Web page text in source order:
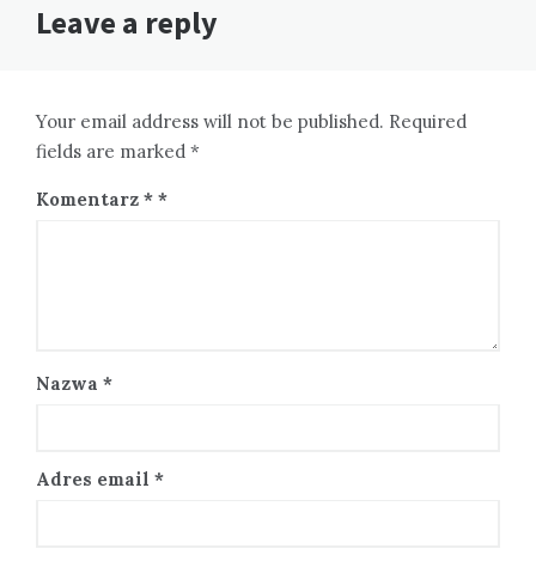
Leave a reply
Your email address will not be published. Required
fields are marked *
Komentarz *
Nazwa *
Adres email *